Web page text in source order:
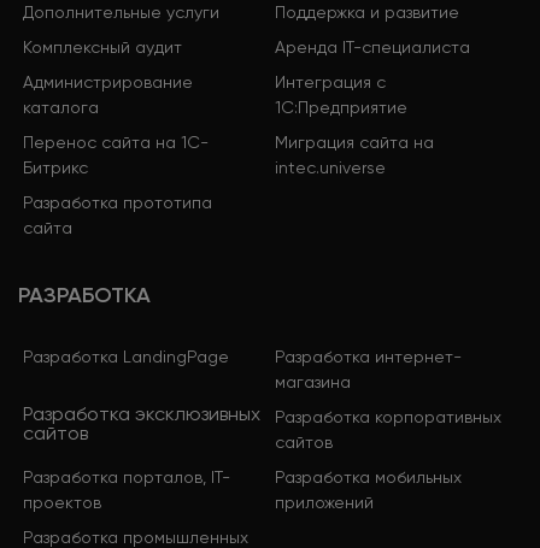
Дополнительные услуги
Поддержка и развитие
Комплексный аудит
Аренда IT-специалиста
Администрирование
каталога
Интеграция с
1С:Предприятие
Перенос сайта на 1С-
Битрикс
Миграция сайта на
intec.universe
Разработка прототипа
сайта
РАЗРАБОТКА
Разработка LandingPage
Разработка интернет-
магазина
Разработка эксклюзивных
сайтов
Разработка корпоративных
сайтов
Разработка порталов, IT-
проектов
Разработка мобильных
приложений
Разработка промышленных